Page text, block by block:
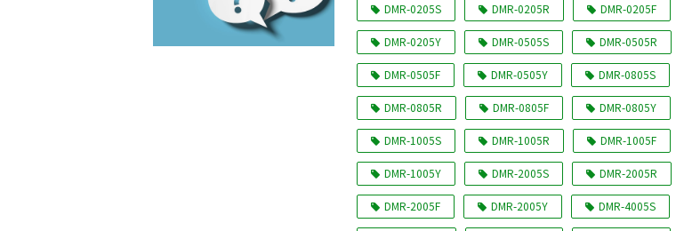
DMR-0205S DMR-0205R DMR-0205F
DMR-0205Y DMR-0505S DMR-0505R
DMR-0505F DMR-0505Y DMR-0805S
DMR-0805R DMR-0805F DMR-0805Y
DMR-1005S DMR-1005R DMR-1005F
DMR-1005Y DMR-2005S DMR-2005R
DMR-2005F DMR-2005Y DMR-4005S